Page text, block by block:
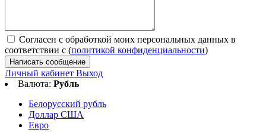
Согласен с обработкой моих персональных данных в
соответствии с (политикой конфиденциальности)
Написать сообщение
Личный кабинет Выход
Валюта: Рубль
Белорусский рубль
Доллар США
Евро